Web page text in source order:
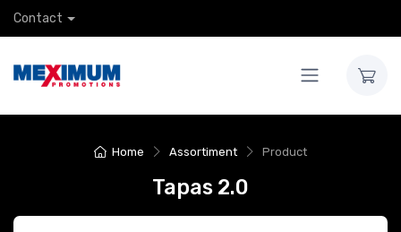
Contact
Home Assortiment Product
Tapas 2.0